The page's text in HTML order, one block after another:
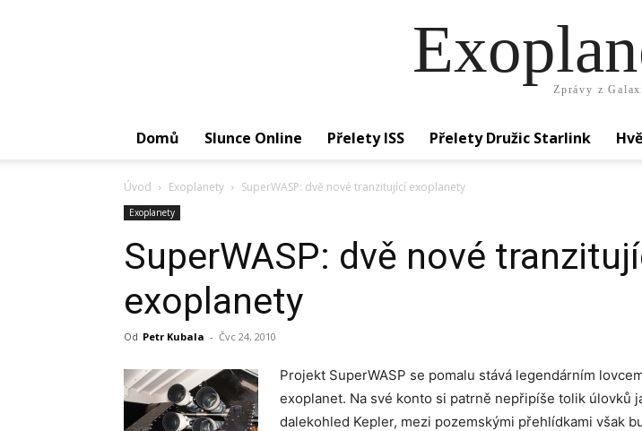
Zprávy z
Domů Slunce Online Přelety ISS Přelety Družic Starlink
Úvod Exoplanety SuperWASP: dvě nové tranzitující exoplanety
Exoplanety
SuperWASP: dvě nové
exoplanety
Od Petr Kubala - Čvc 24, 2010
Projekt SuperWASP se pomalu stává legendárním
exoplanet. Na své konto si patrně nepřipíše tolik úlovků
dalekohled Kepler, mezi pozemskými přehlídkami však